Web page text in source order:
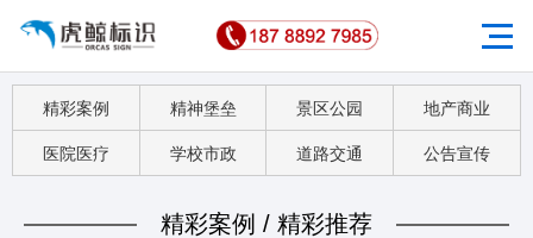
精彩案例 精神堡垒 景区公园 地产商业
医院医疗 学校市政 道路交通 公告宣传
精彩案例 / 精彩推荐